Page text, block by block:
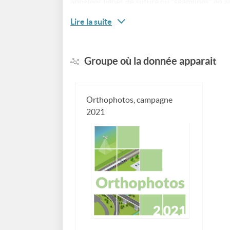
la date de prise de vue, l'angle solaire,
Lire la suite
Groupe où la donnée apparait
Orthophotos, campagne
2021